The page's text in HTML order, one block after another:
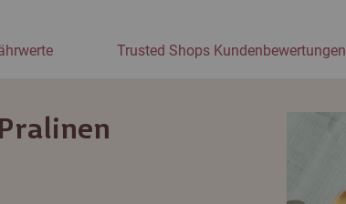
Trusted Shops Kundenbewertungen